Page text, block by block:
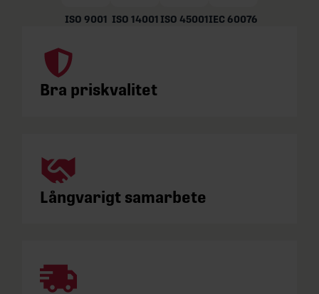
ISO 9001 ISO 14001 ISO 45001IEC 60076
Bra priskvalitet
Långvarigt samarbete